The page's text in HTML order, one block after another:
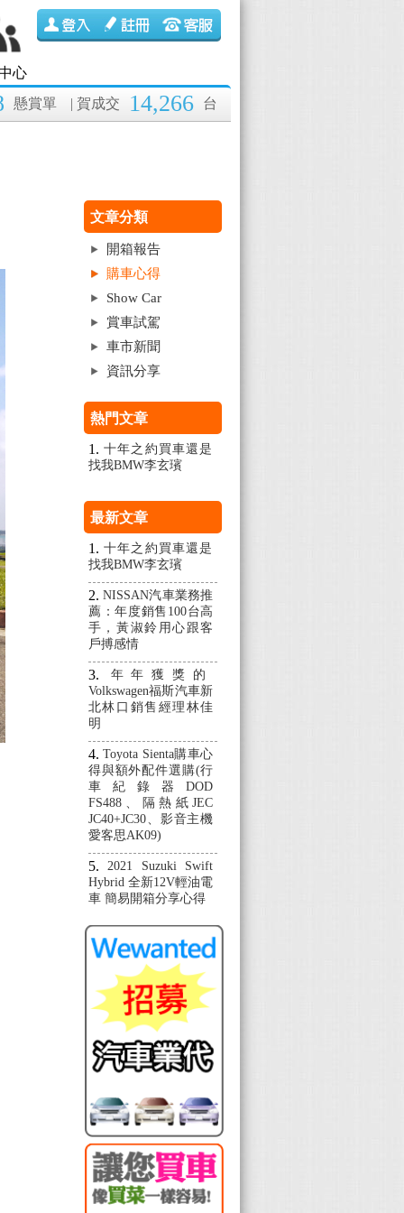
心
| 賀成交
14,266 台
懸賞單
文章分類
開箱報告
購車心得
Show Car
賞車試駕
車市新聞
資訊分享
熱門文章
十年之約買車還是
找我BMW李玄璸
最新文章
十年之約買車還是
找我BMW李玄璸
NISSAN汽車業務推
薦：年度銷售100台高
手，黃淑鈴用心跟客
戶搏感情
年年獲獎的
Volkswagen福斯汽車新
北林口銷售經理林佳
明
Toyota Sienta購車心
得與額外配件選購(行
車紀錄器DOD
FS488、隔熱紙JEC
JC40+JC30、影音主機
愛客思AK09)
2021 Suzuki Swift
Hybrid 全新12V輕油電
車 簡易開箱分享心得